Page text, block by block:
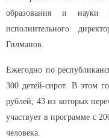
образования и
исполнительного
Гилманов.
Ежегодно по
300 детей-сирот. В этом
рублей, 43 из которых
участвует в программе с
человека.